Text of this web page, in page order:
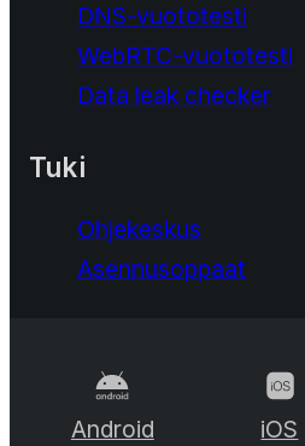
DNS-vuototesti
WebRTC-vuototesti
Data leak checker
Tuki
Ohjekeskus
Asennusoppaat
Android iOS